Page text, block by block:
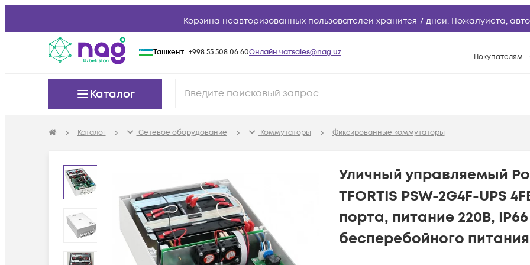
Корзина неавторизованных пользователей хранится 7 дней. Пожалуйста,
Ташкент +998 55 508 06 60Онлайн чатsales@nag.uz Покупателям
База знаний
Каталог
Каталог Сетевое оборудование Коммутаторы Фиксированные коммутаторы
Уличный управляемый
TFORTIS PSW-2G4F-UPS
порта, питание 220В,
бесперебойного